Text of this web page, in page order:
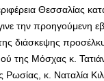
Θεσσαλίας
την
διάσκεψης
της Μόσχας κ.
κ. Ναταλία